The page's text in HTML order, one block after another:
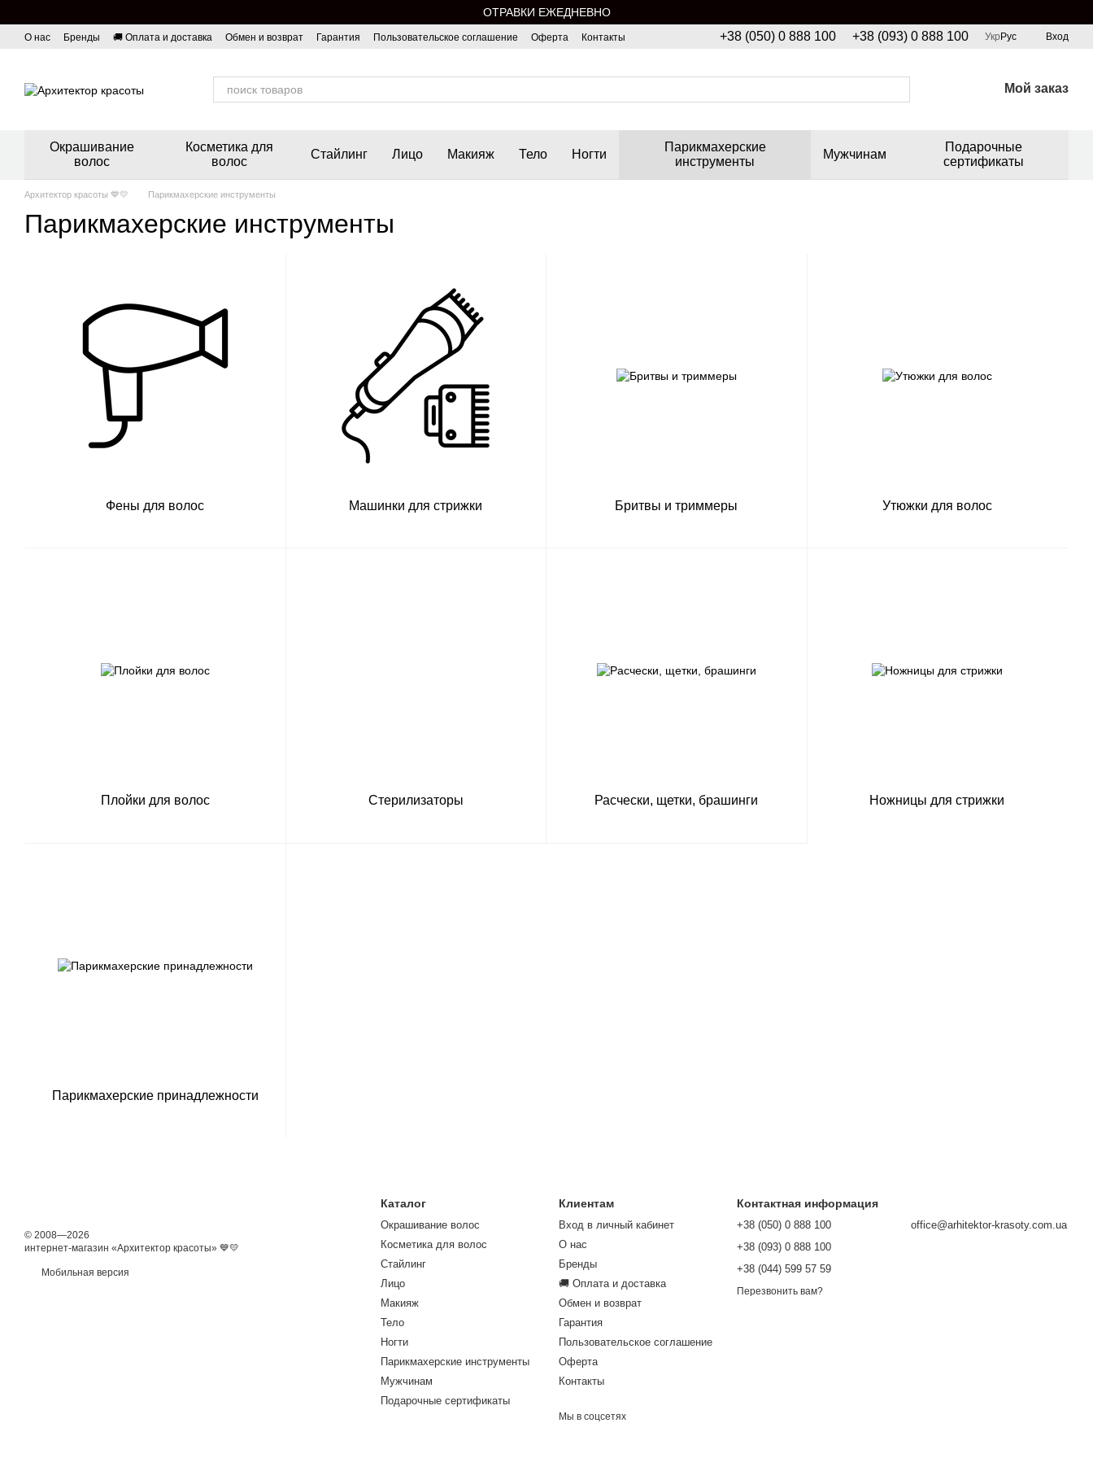
ОТРАВКИ ЕЖЕДНЕВНО
О нас Бренды 🚚 Оплата и доставка Обмен и возврат Гарантия Пользовательское соглашение Оферта Контакты +38 (050) 0 888 100 +38 (093) 0 888 100 Укр Рус Вход
Мой заказ
Окрашивание
волос
Косметика для
волос
Стайлинг Лицо Макияж Тело Ногти
Парикмахерские
инструменты
Мужчинам
Подарочные
сертификаты
Архитектор красоты 💙💛 Парикмахерские инструменты
Парикмахерские инструменты
Фены для волос Машинки для стрижки Бритвы и триммеры Утюжки для волос
Плойки для волос Стерилизаторы Расчески, щетки, брашинги Ножницы для стрижки
Парикмахерские принадлежности
© 2008—2026
интернет-магазин «Архитектор красоты» 💙💛
Мобильная версия
Каталог
Окрашивание волос
Косметика для волос
Стайлинг
Лицо
Макияж
Тело
Ногти
Парикмахерские инструменты
Мужчинам
Подарочные сертификаты
Клиентам
Вход в личный кабинет
О нас
Бренды
🚚 Оплата и доставка
Обмен и возврат
Гарантия
Пользовательское соглашение
Оферта
Контакты
Мы в соцсетях
Контактная информация
+38 (050) 0 888 100
+38 (093) 0 888 100
+38 (044) 599 57 59
Перезвонить вам?
office@arhitektor-krasoty.com.ua